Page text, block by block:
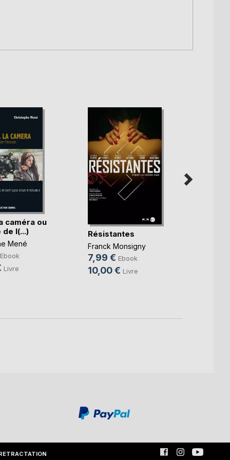
caméra ou
l(...)
Mené
Ebook
Livre
Résistantes
Franck Monsigny
7,99 € Ebook
10,00 € Livre